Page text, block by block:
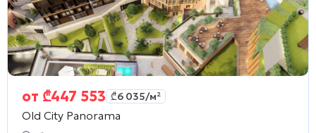
от ₾447 553 ₾6 035/м²
Old City Panorama